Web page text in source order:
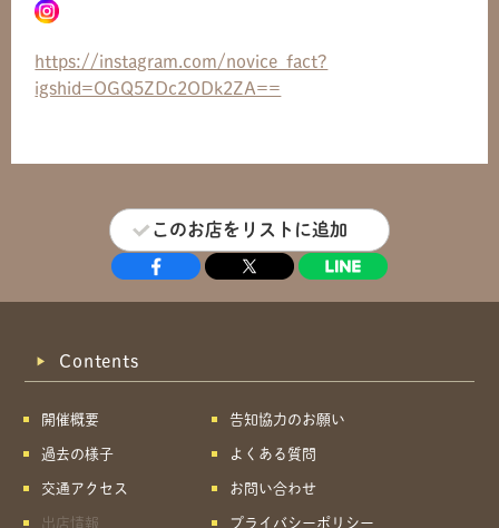
https://instagram.com/novice_fact?
igshid=OGQ5ZDc2ODk2ZA==
このお店をリストに追加
Contents
開催概要
過去の様子
交通アクセス
出店情報
告知協力のお願い
よくある質問
お問い合わせ
プライバシーポリシー